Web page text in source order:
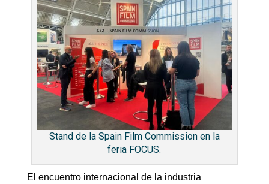
Stand de la Spain Film Commission en la
feria FOCUS.
El encuentro internacional de la industria